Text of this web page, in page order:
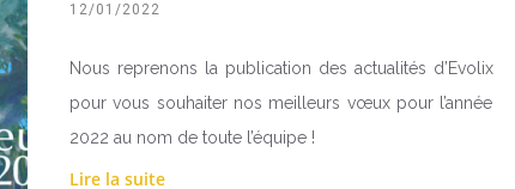
12/01/2022
Nous reprenons la publication des actualités d’Evolix
pour vous souhaiter nos meilleurs vœux pour l’année
2022 au nom de toute l’équipe !
Lire la suite